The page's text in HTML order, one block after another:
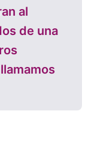
al
de una